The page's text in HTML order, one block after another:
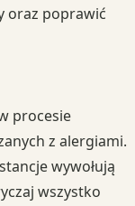
oraz poprawić
procesie
z alergiami.
wywołują
wszystko